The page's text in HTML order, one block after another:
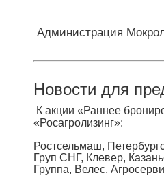
Администрация
Новости для
К акции «Раннее
«Росагролизинг»:
Ростсельмаш,
Груп СНГ, Клевер,
Группа, Велес,